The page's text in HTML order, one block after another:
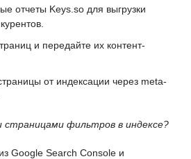
отчеты Keys.so для выгрузки
и передайте их контент-
от индексации через meta-
фильтров в индексе?
Google Search Console и